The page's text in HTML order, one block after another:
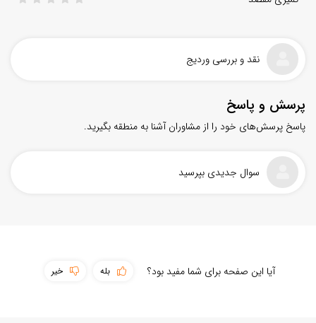
نقد و بررسی وردیج
پوشش اینترنت
پرسش و پاسخ
پاسخ پرسش‌های خود را از مشاوران آشنا به منطقه بگیرید.
سوال جدیدی بپرسید
آیا این صفحه برای شما مفید بود؟ بله خیر